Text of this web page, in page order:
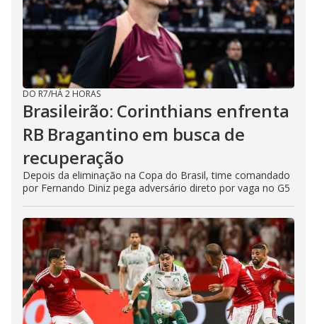
DO R7/HÁ 2 HORAS
Brasileirão: Corinthians enfrenta
RB Bragantino em busca de
recuperação
Depois da eliminação na Copa do Brasil, time comandado
por Fernando Diniz pega adversário direto por vaga no G5